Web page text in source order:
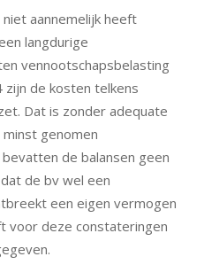
aannemelijk heeft
langdurige
vennootschapsbelasting
de kosten telkens
Dat is zonder adequate
minst genomen
de balansen geen
de bv wel een
een eigen vermogen
voor deze constateringen